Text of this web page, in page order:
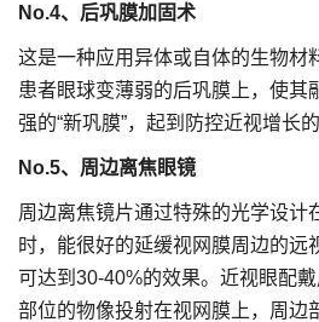
No.4、后巩膜加固术
这是一种应用异体或自体的生物材
患者眼球变薄弱的后巩膜上，使其
强的“新巩膜”，起到防控近视增长
No.5、周边离焦眼镜
周边离焦镜片通过特殊的光学设计
时，能很好的延缓视网膜周边的远
可达到30-40%的效果。近视眼配
部位的物像投射在视网膜上，周边